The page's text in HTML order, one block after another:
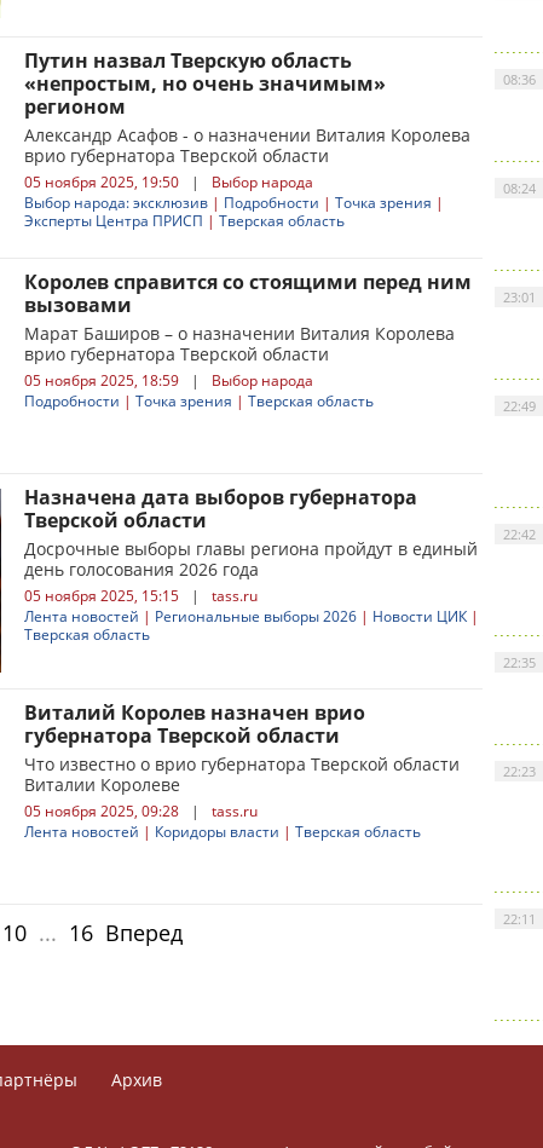
Путин назвал Тверскую область
«непростым, но очень значимым»
регионом
Александр Асафов - о назначении Виталия Королева
врио губернатора Тверской области
05 ноября 2025, 19:50 |
Выбор народа
Выбор народа: эксклюзив | Подробности | Точка зрения |
Эксперты Центра ПРИСП | Тверская область
Королев справится со стоящими перед ним
вызовами
Марат Баширов – о назначении Виталия Королева
врио губернатора Тверской области
05 ноября 2025, 18:59 |
Выбор народа
Подробности | Точка зрения | Тверская область
Назначена дата выборов губернатора
Тверской области
Досрочные выборы главы региона пройдут в единый
день голосования 2026 года
05 ноября 2025, 15:15 |
tass.ru
Лента новостей | Региональные выборы 2026 | Новости ЦИК |
Тверская область
Виталий Королев назначен врио
губернатора Тверской области
Что известно о врио губернатора Тверской области
Виталии Королеве
05 ноября 2025, 09:28 |
tass.ru
Лента новостей | Коридоры власти | Тверская область
10 ... 16 Вперед
08:36
08:24
23:01
22:49
22:42
22:35
22:23
22:11
Архив